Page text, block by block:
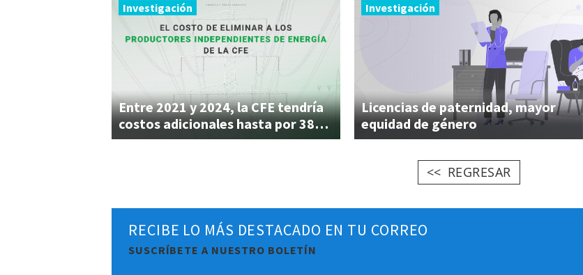
Investigación
Entre 2021 y 2024, la CFE tendría
costos adicionales hasta por 382.8 mmdp
Investigación
Licencias de paternidad, mayor
equidad de género
REGRESAR
RECIBE LO MÁS DESTACADO EN TU CORREO
SUSCRÍBETE A NUESTRO BOLETÍN